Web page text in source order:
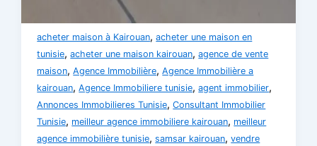
acheter maison à Kairouan,acheter une maison en
tunisie,acheter une maison kairouan,agence de vente
maison,Agence Immobilière,Agence Immobilière a
kairouan,Agence Immobiliere tunisie,agent immobilier,
Annonces Immobilieres Tunisie,Consultant Immobilier
Tunisie, meilleur agence immobiliere kairouan, meilleur
agence immobilière tunisie,samsar kairouan,vendre